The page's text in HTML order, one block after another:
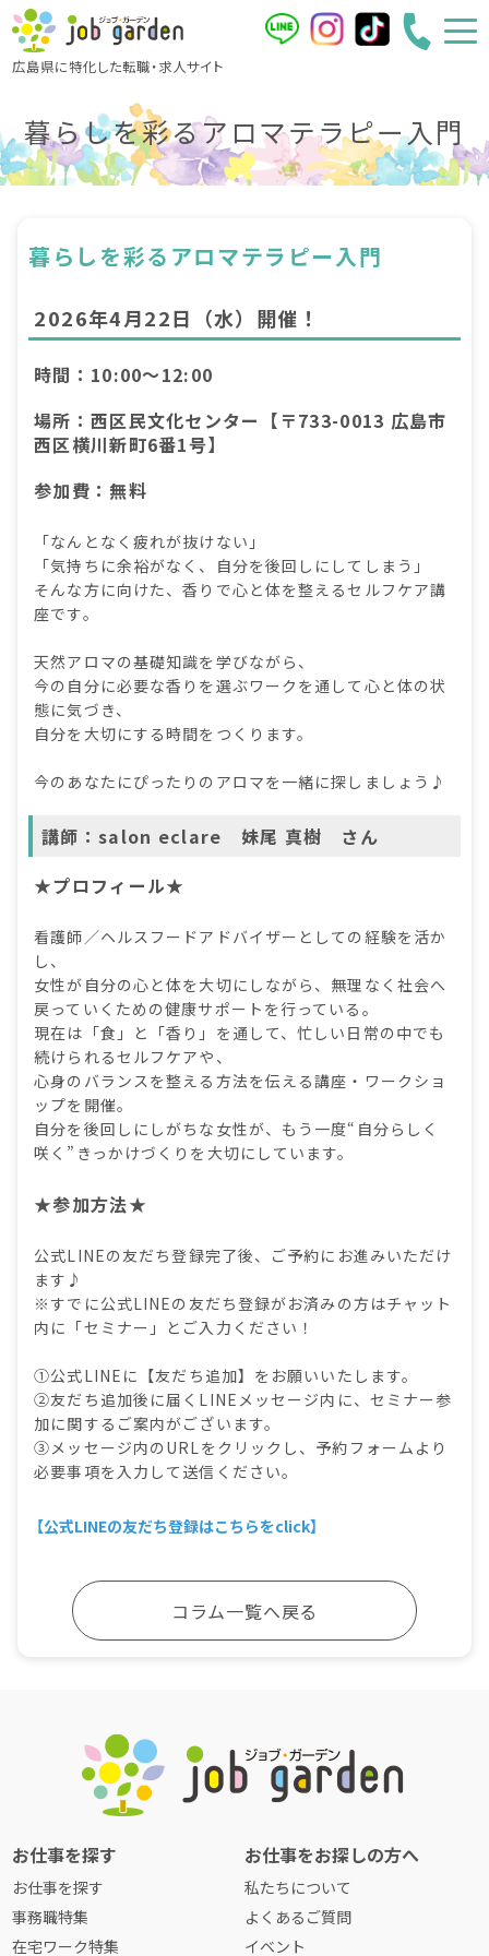
広島県に特化した転職・求人サイト
暮らしを彩るアロマテラピー入門
暮らしを彩るアロマテラピー入門
2026年4月22日（水）開催！
時間：10:00～12:00
場所：西区民文化センター【〒733-0013 広島市
西区横川新町6番1号】
参加費：無料
「なんとなく疲れが抜けない」
「気持ちに余裕がなく、自分を後回しにしてしまう」
そんな方に向けた、香りで心と体を整えるセルフケア講
座です。
天然アロマの基礎知識を学びながら、
今の自分に必要な香りを選ぶワークを通して心と体の状
態に気づき、
自分を大切にする時間をつくります。
今のあなたにぴったりのアロマを一緒に探しましょう♪
講師：salon eclare 妹尾 真樹 さん
★プロフィール★
看護師／ヘルスフードアドバイザーとしての経験を活か
し、
女性が自分の心と体を大切にしながら、無理なく社会へ
戻っていくための健康サポートを行っている。
現在は「食」と「香り」を通して、忙しい日常の中でも
続けられるセルフケアや、
心身のバランスを整える方法を伝える講座・ワークショ
ップを開催。
自分を後回しにしがちな女性が、もう一度“自分らしく
咲く”きっかけづくりを大切にしています。
★参加方法★
公式LINEの友だち登録完了後、ご予約にお進みいただけ
ます♪
※すでに公式LINEの友だち登録がお済みの方はチャット
内に「セミナー」とご入力ください！
①公式LINEに【友だち追加】をお願いいたします。
②友だち追加後に届くLINEメッセージ内に、セミナー参
加に関するご案内がございます。
③メッセージ内のURLをクリックし、予約フォームより
必要事項を入力して送信ください。
【公式LINEの友だち登録はこちらをclick】
コラム一覧へ戻る
お仕事を探す
お仕事を探す
事務職特集
在宅ワーク特集
お仕事をお探しの方へ
私たちについて
よくあるご質問
イベント